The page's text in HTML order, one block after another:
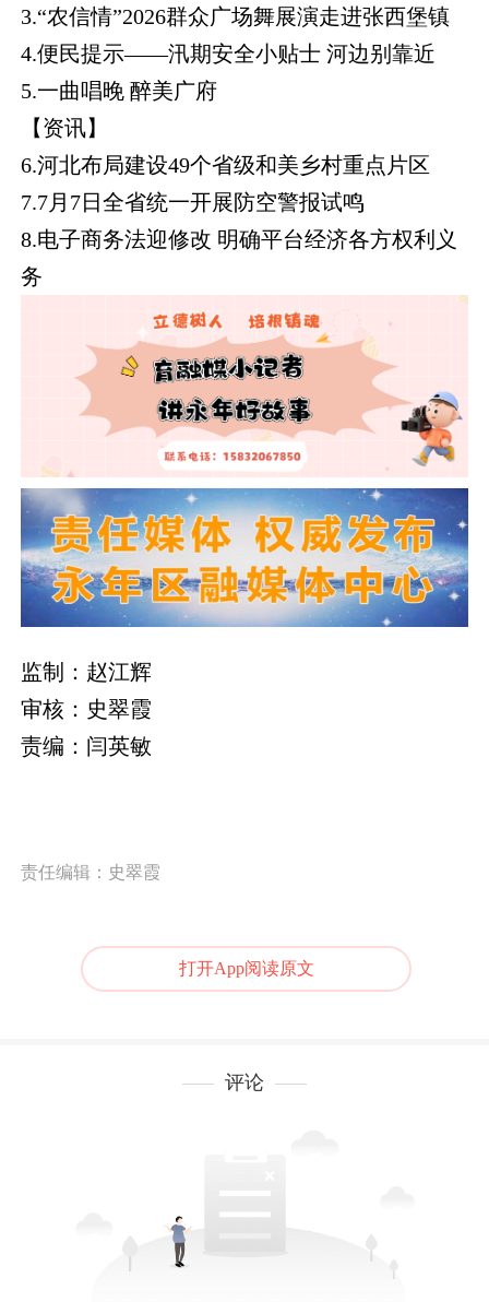
3.“农信情”2026群众广场舞展演走进张西堡镇
4.便民提示——汛期安全小贴士 河边别靠近
5.一曲唱晚 醉美广府
【资讯】
6.河北布局建设49个省级和美乡村重点片区
7.7月7日全省统一开展防空警报试鸣
8.电子商务法迎修改 明确平台经济各方权利义
务
监制：赵江辉
审核：史翠霞
责编：闫英敏
责任编辑：史翠霞
打开App阅读原文
评论